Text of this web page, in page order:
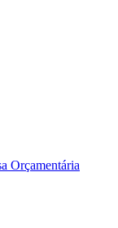
Orçamentária